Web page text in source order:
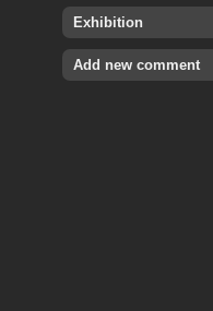
Exhibition
Add new comment